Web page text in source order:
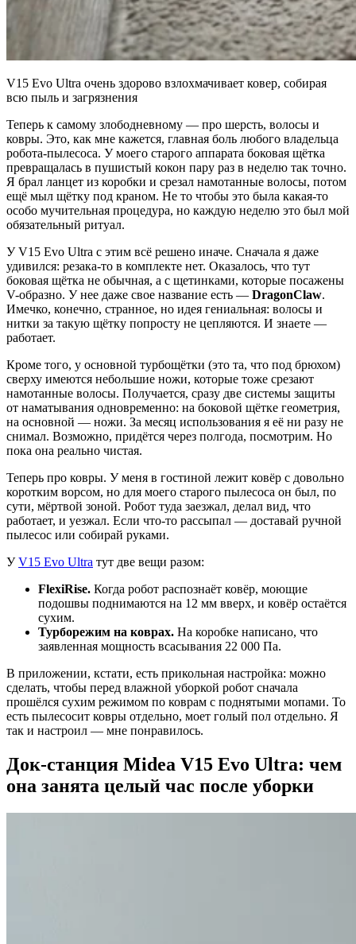
V15 Evo Ultra очень здорово взлохмачивает ковер, собирая
всю пыль и загрязнения
Теперь к самому злободневному — про шерсть, волосы и
ковры. Это, как мне кажется, главная боль любого владельца
робота-пылесоса. У моего старого аппарата боковая щётка
превращалась в пушистый кокон пару раз в неделю так точно.
Я брал ланцет из коробки и срезал намотанные волосы, потом
ещё мыл щётку под краном. Не то чтобы это была какая-то
особо мучительная процедура, но каждую неделю это был мой
обязательный ритуал.
У V15 Evo Ultra с этим всё решено иначе. Сначала я даже
удивился: резака-то в комплекте нет. Оказалось, что тут
боковая щётка не обычная, а с щетинками, которые посажены
V-образно. У нее даже свое название есть — DragonClaw.
Имечко, конечно, странное, но идея гениальная: волосы и
нитки за такую щётку попросту не цепляются. И знаете —
работает.
Кроме того, у основной турбощётки (это та, что под брюхом)
сверху имеются небольшие ножи, которые тоже срезают
намотанные волосы. Получается, сразу две системы защиты
от наматывания одновременно: на боковой щётке геометрия,
на основной — ножи. За месяц использования я её ни разу не
снимал. Возможно, придётся через полгода, посмотрим. Но
пока она реально чистая.
Теперь про ковры. У меня в гостиной лежит ковёр с довольно
коротким ворсом, но для моего старого пылесоса он был, по
сути, мёртвой зоной. Робот туда заезжал, делал вид, что
работает, и уезжал. Если что-то рассыпал — доставай ручной
пылесос или собирай руками.
УV15 Evo Ultra тут две вещи разом:
FlexiRise. Когда робот распознаёт ковёр, моющие
подошвы поднимаются на 12 мм вверх, и ковёр остаётся
сухим.
Турборежим на коврах. На коробке написано, что
заявленная мощность всасывания 22 000 Па.
В приложении, кстати, есть прикольная настройка: можно
сделать, чтобы перед влажной уборкой робот сначала
прошёлся сухим режимом по коврам с поднятыми мопами. То
есть пылесосит ковры отдельно, моет голый пол отдельно. Я
так и настроил — мне понравилось.
Док-станция Midea V15 Evo Ultra: чем
она занята целый час после уборки